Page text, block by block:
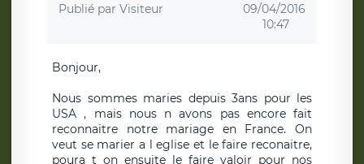
Publié par Visiteur
09/04/2016
10:47
Bonjour,
Nous sommes maries depuis 3ans pour les
USA , mais nous n avons pas encore fait
reconnaitre notre mariage en France. On
veut se marier a l eglise et le faire reconaitre,
poura t on ensuite le faire valoir pour nos